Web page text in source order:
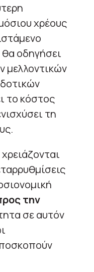
χρέους
οδηγήσει
μελλοντικών
το κόστος
τη
την
σε αυτόν